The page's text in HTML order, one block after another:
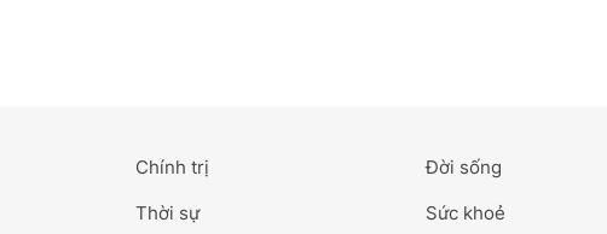
Chính trị
Thời sự
Đời sống
Sức khoẻ